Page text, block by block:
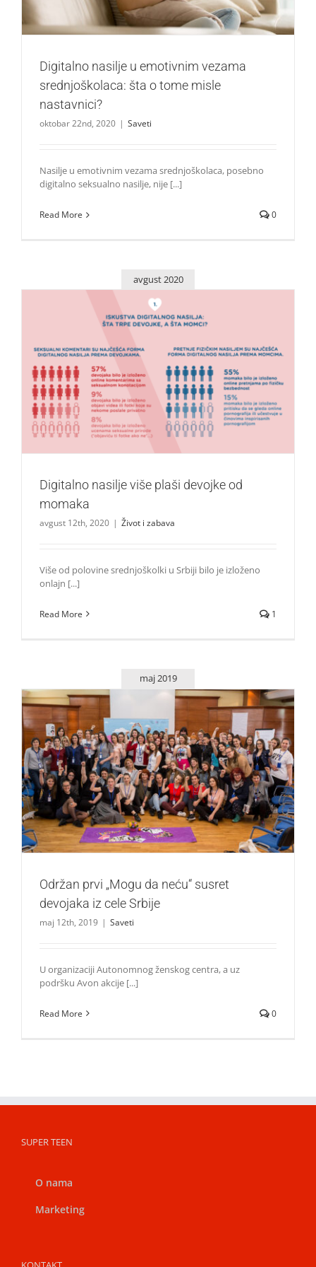
Digitalno nasilje u emotivnim vezama
srednjoškolaca: šta o tome misle
nastavnici?
oktobar 22nd, 2020 | Saveti
Nasilje u emotivnim vezama srednjoškolaca, posebno
digitalno seksualno nasilje, nije [...]
Read More 0
avgust 2020
Digitalno nasilje više plaši devojke od momaka
Život i zabava
Digitalno nasilje više plaši devojke od
momaka
avgust 12th, 2020 | Život i zabava
Više od polovine srednjoškolki u Srbiji bilo je izloženo
onlajn [...]
Read More 1
maj 2019
Održan prvi „Mogu da neću“ susret devojaka iz cele Srbije
Saveti
Održan prvi „Mogu da neću“ susret
devojaka iz cele Srbije
maj 12th, 2019 | Saveti
U organizaciji Autonomnog ženskog centra, a uz
podršku Avon akcije [...]
Read More 0
SUPER TEEN
O nama
Marketing